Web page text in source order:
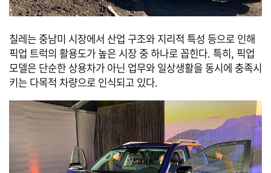
칠레는 중남미 시장에서 산업 구조와 지리적 특성 등으로 인해
픽업 트럭의 활용도가 높은 시장 중 하나로 꼽힌다. 특히, 픽업
모델은 단순한 상용차가 아닌 업무와 일상생활을 동시에 충족시
키는 다목적 차량으로 인식되고 있다.